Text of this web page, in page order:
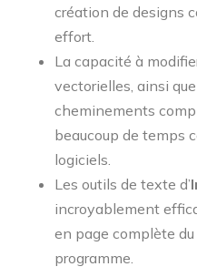
création de designs
effort.
La capacité à
vectorielles, ainsi
cheminements
beaucoup de temps
logiciels.
Les outils de texte d’
incroyablement
en page complète
programme.